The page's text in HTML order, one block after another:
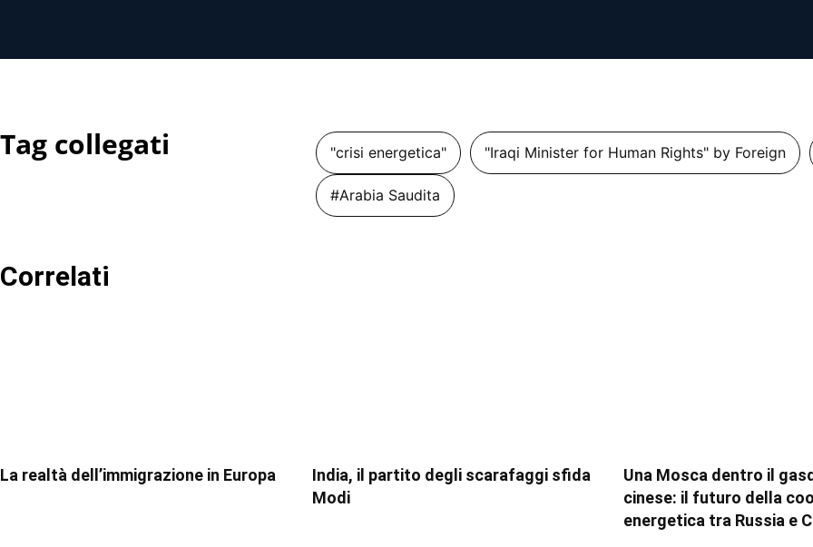
Tag collegati "crisi energetica" "Iraqi Minister for Human Rights" by Foreign
#Arabia Saudita
Correlati
La realtà dell’immigrazione in Europa
India, il partito degli scarafaggi sfida
Modi
Una Mosca dentro il
cinese: il futuro della
energetica tra Russia e